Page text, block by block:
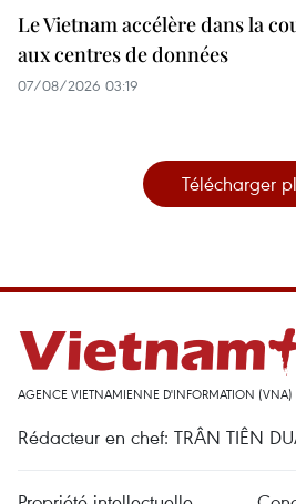
Le Vietnam accélère dans la
aux centres de données
07/08/2026 03:19
Télécharger
AGENCE VIETNAMIENNE D'INFORMATION (VNA)
Rédacteur en chef: TRÂN TIÊN